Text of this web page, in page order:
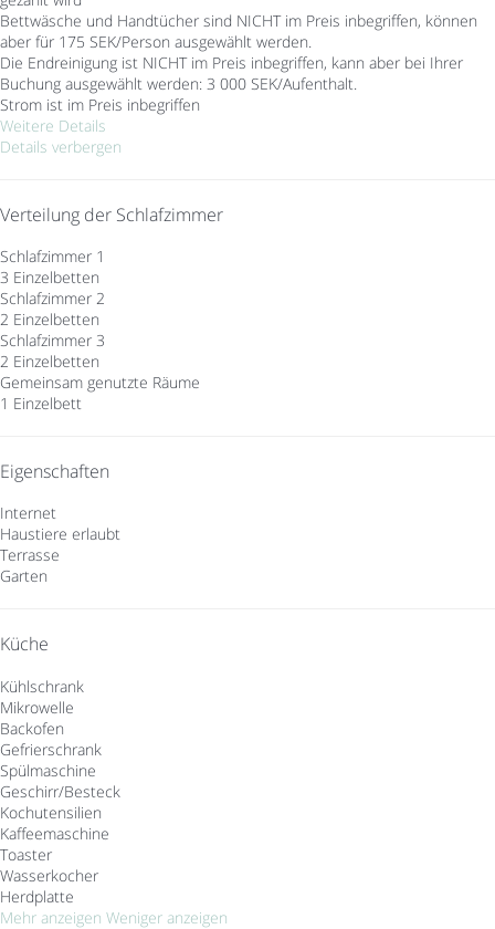
Bettwäsche und Handtücher sind NICHT im Preis inbegriffen, können
aber für 175 SEK/Person ausgewählt werden.
Die Endreinigung ist NICHT im Preis inbegriffen, kann aber bei Ihrer
Buchung ausgewählt werden: 3 000 SEK/Aufenthalt.
Strom ist im Preis inbegriffen
Weitere Details
Details verbergen
Verteilung der Schlafzimmer
Schlafzimmer 1
3 Einzelbetten
Schlafzimmer 2
2 Einzelbetten
Schlafzimmer 3
2 Einzelbetten
Gemeinsam genutzte Räume
1 Einzelbett
Eigenschaften
Internet
Haustiere erlaubt
Terrasse
Garten
Küche
Kühlschrank
Mikrowelle
Backofen
Gefrierschrank
Spülmaschine
Geschirr/Besteck
Kochutensilien
Kaffeemaschine
Toaster
Wasserkocher
Herdplatte
Mehr anzeigen Weniger anzeigen